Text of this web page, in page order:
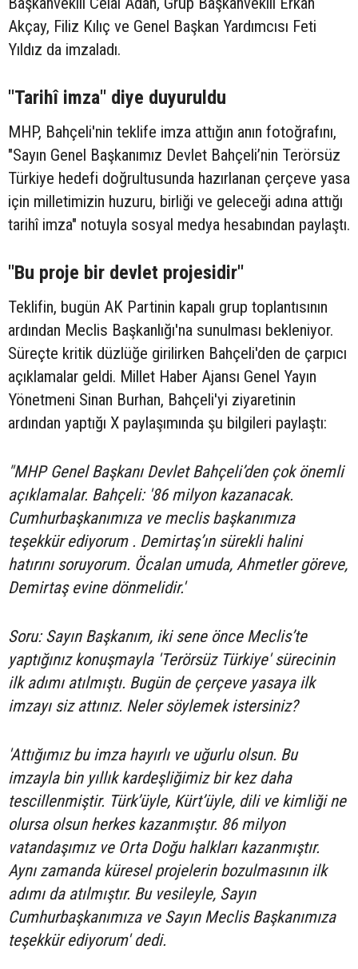
Akçay, Filiz Kılıç ve Genel Başkan Yardımcısı Feti
Yıldız da imzaladı.
"Tarihî imza" diye duyuruldu
MHP, Bahçeli'nin teklife imza attığın anın fotoğrafını,
"Sayın Genel Başkanımız Devlet Bahçeli’nin Terörsüz
Türkiye hedefi doğrultusunda hazırlanan çerçeve yasa
için milletimizin huzuru, birliği ve geleceği adına attığı
tarihî imza" notuyla sosyal medya hesabından paylaştı.
"Bu proje bir devlet projesidir"
Teklifin, bugün AK Partinin kapalı grup toplantısının
ardından Meclis Başkanlığı'na sunulması bekleniyor.
Süreçte kritik düzlüğe girilirken Bahçeli'den de çarpıcı
açıklamalar geldi. Millet Haber Ajansı Genel Yayın
Yönetmeni Sinan Burhan, Bahçeli'yi ziyaretinin
ardından yaptığı X paylaşımında şu bilgileri paylaştı:
"MHP Genel Başkanı Devlet Bahçeli’den çok önemli
açıklamalar. Bahçeli: '86 milyon kazanacak.
Cumhurbaşkanımıza ve meclis başkanımıza
teşekkür ediyorum . Demirtaş’ın sürekli halini
hatırını soruyorum. Öcalan umuda, Ahmetler göreve,
Demirtaş evine dönmelidir.'
Soru: Sayın Başkanım, iki sene önce Meclis’te
yaptığınız konuşmayla 'Terörsüz Türkiye' sürecinin
ilk adımı atılmıştı. Bugün de çerçeve yasaya ilk
imzayı siz attınız. Neler söylemek istersiniz?
'Attığımız bu imza hayırlı ve uğurlu olsun. Bu
imzayla bin yıllık kardeşliğimiz bir kez daha
tescillenmiştir. Türk’üyle, Kürt’üyle, dili ve kimliği ne
olursa olsun herkes kazanmıştır. 86 milyon
vatandaşımız ve Orta Doğu halkları kazanmıştır.
Aynı zamanda küresel projelerin bozulmasının ilk
adımı da atılmıştır. Bu vesileyle, Sayın
Cumhurbaşkanımıza ve Sayın Meclis Başkanımıza
teşekkür ediyorum' dedi.